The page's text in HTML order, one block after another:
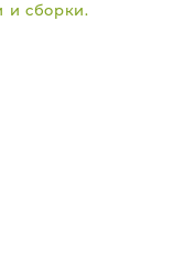
и сборки.